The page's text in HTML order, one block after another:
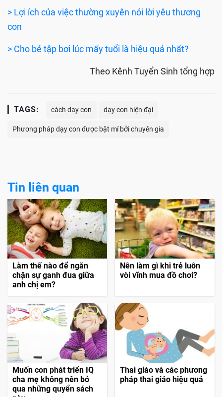
> Lợi ích của việc thường xuyên nói lời yêu thương
con
> Cho bé tập bơi lúc mấy tuổi là hiệu quả nhất?
Theo Kênh Tuyển Sinh tổng hợp
TAGS: cách dạy con dạy con hiện đại
Phương pháp dạy con được bật mí bởi chuyên gia
Tin liên quan
Làm thế nào để ngăn
chặn sự ganh đua giữa
anh chị em?
Nên làm gì khi trẻ luôn
vòi vĩnh mua đồ chơi?
Muốn con phát triển IQ
cha mẹ không nên bỏ
qua những quyển sách
Thai giáo và các phương
pháp thai giáo hiệu quả